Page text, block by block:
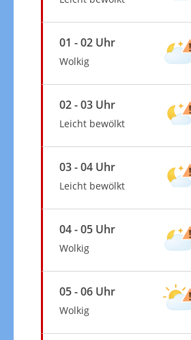
01 - 02 Uhr
Wolkig
02 - 03 Uhr
Leicht bewölkt
03 - 04 Uhr
Leicht bewölkt
04 - 05 Uhr
Wolkig
05 - 06 Uhr
Wolkig